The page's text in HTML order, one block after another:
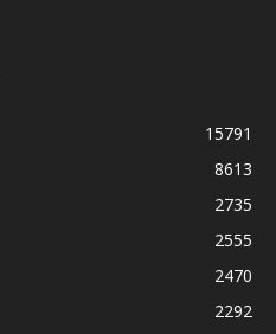
15791
8613
2735
2555
2470
2292